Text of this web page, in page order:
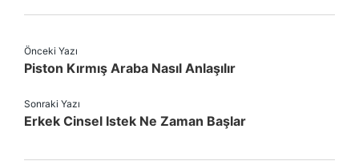
Önceki Yazı
Piston Kırmış Araba Nasıl Anlaşılır
Sonraki Yazı
Erkek Cinsel Istek Ne Zaman Başlar